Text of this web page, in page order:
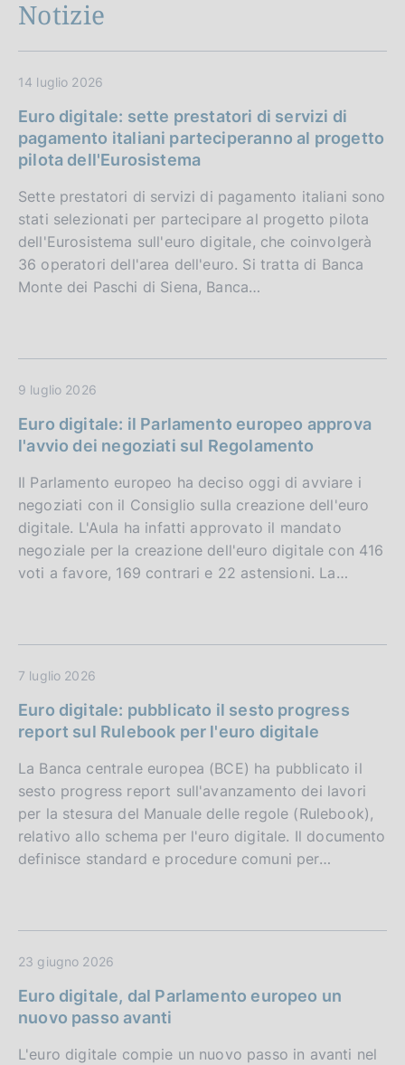
Notizie
14 luglio 2026
Euro digitale: sette prestatori di servizi di
pagamento italiani parteciperanno al progetto
pilota dell'Eurosistema
Sette prestatori di servizi di pagamento italiani sono
stati selezionati per partecipare al progetto pilota
dell'Eurosistema sull'euro digitale, che coinvolgerà
36 operatori dell'area dell'euro. Si tratta di Banca
Monte dei Paschi di Siena, Banca…
9 luglio 2026
Euro digitale: il Parlamento europeo approva
l'avvio dei negoziati sul Regolamento
Il Parlamento europeo ha deciso oggi di avviare i
negoziati con il Consiglio sulla creazione dell'euro
digitale. L'Aula ha infatti approvato il mandato
negoziale per la creazione dell'euro digitale con 416
voti a favore, 169 contrari e 22 astensioni. La…
7 luglio 2026
Euro digitale: pubblicato il sesto progress
report sul Rulebook per l'euro digitale
La Banca centrale europea (BCE) ha pubblicato il
sesto progress report sull'avanzamento dei lavori
per la stesura del Manuale delle regole (Rulebook),
relativo allo schema per l'euro digitale. Il documento
definisce standard e procedure comuni per…
23 giugno 2026
Euro digitale, dal Parlamento europeo un
nuovo passo avanti
L'euro digitale compie un nuovo passo in avanti nel